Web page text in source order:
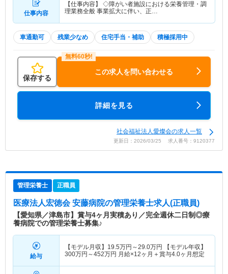
仕事内容
【仕事内容】 ◇障がい者施設における栄養管理・調
理業務全般 事業拡大に伴い、正…
車通勤可 残業少なめ 住宅手当・補助 積極採用中
保存する
この求人を問い合わせる
詳細を見る
社会福祉法人愛燦会の求人一覧
更新日：2026/03/25 求人番号：9120377
管理栄養士 正職員
医療法人宏徳会 安藤病院の管理栄養士求人(正職員)
【愛知県／津島市】賞与4ヶ月実積あり／完全週休二日制◎療
養病院での管理栄養士募集♪
給与
【モデル月収】 19.5万円～29.0万円
【モデル年収】
300万円～452万円 月給×12ヶ月＋賞与4.0ヶ月想定